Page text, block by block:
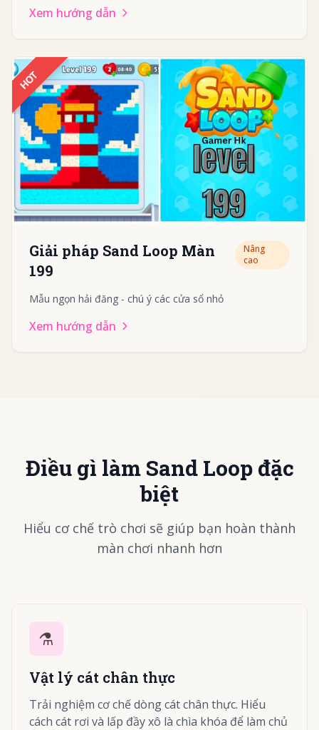
Xem hướng dẫn
HOT
Giải pháp Sand Loop Màn
199
Nâng
cao
Mẫu ngọn hải đăng - chú ý các cửa sổ nhỏ
Xem hướng dẫn
Điều gì làm Sand Loop đặc
biệt
Hiểu cơ chế trò chơi sẽ giúp bạn hoàn thành
màn chơi nhanh hơn
⚗️
Vật lý cát chân thực
Trải nghiệm cơ chế dòng cát chân thực. Hiểu
cách cát rơi và lấp đầy xô là chìa khóa để làm chủ